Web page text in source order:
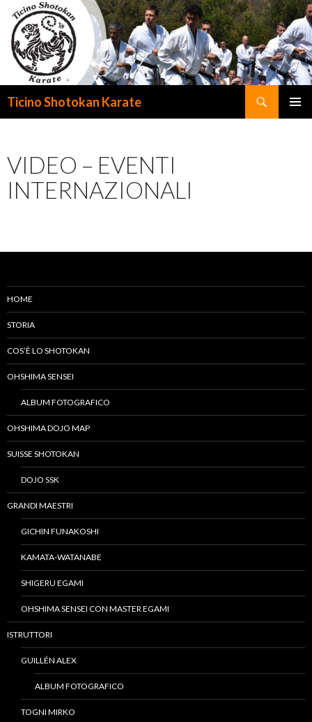
Ticino Shotokan Karate
VIDEO – EVENTI
INTERNAZIONALI
HOME
STORIA
COS’È LO SHOTOKAN
OHSHIMA SENSEI
ALBUM FOTOGRAFICO
OHSHIMA DOJO MAP
SUISSE SHOTOKAN
DOJO SSK
GRANDI MAESTRI
GICHIN FUNAKOSHI
KAMATA-WATANABE
SHIGERU EGAMI
OHSHIMA SENSEI CON MASTER EGAMI
ISTRUTTORI
GUILLÉN ALEX
ALBUM FOTOGRAFICO
TOGNI MIRKO